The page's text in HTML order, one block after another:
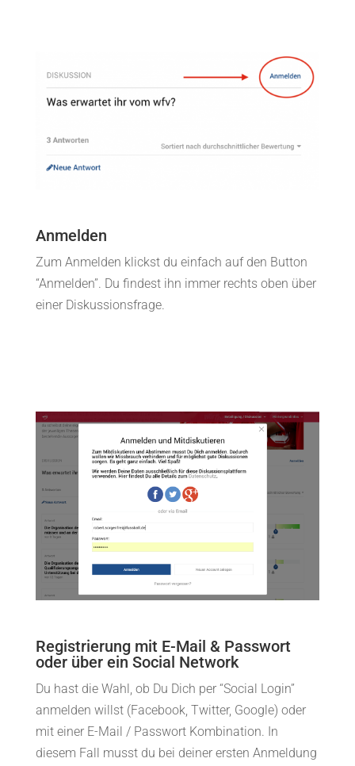
Anmelden
Zum Anmelden klickst du einfach auf den Button
“Anmelden”. Du findest ihn immer rechts oben über
einer Diskussionsfrage.
Registrierung mit E-Mail & Passwort
oder über ein Social Network
Du hast die Wahl, ob Du Dich per “Social Login”
anmelden willst (Facebook, Twitter, Google) oder
mit einer E-Mail / Passwort Kombination. In
diesem Fall musst du bei deiner ersten Anmeldung